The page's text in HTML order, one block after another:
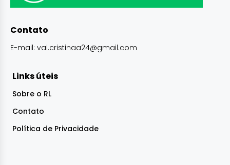
Contato
E-mail: val.cristinaa24@gmail.com
Links úteis
Sobre o RL
Contato
Política de Privacidade